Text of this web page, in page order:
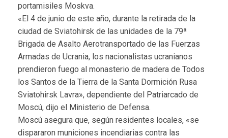
portamisiles Moskva.
«El 4 de junio de este año, durante la retirada de la
ciudad de Sviatohirsk de las unidades de la 79ª
Brigada de Asalto Aerotransportado de las Fuerzas
Armadas de Ucrania, los nacionalistas ucranianos
prendieron fuego al monasterio de madera de Todos
los Santos de la Tierra de la Santa Dormición Rusa
Sviatohirsk Lavra», dependiente del Patriarcado de
Moscú, dijo el Ministerio de Defensa.
Moscú asegura que, según residentes locales, «se
dispararon municiones incendiarias contra las